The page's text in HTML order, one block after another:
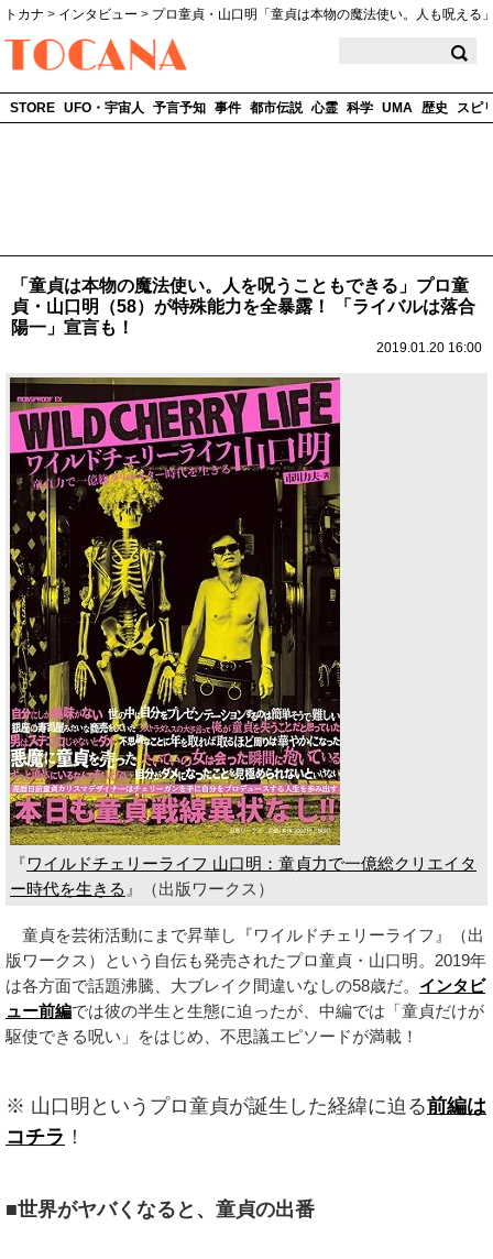
トカナ > インタビュー > プロ童貞・山口明「童貞は本物の魔法使い。人も呪える
STORE UFO・宇宙人 予言予知 事件 都市伝説 心霊 科学 UMA 歴史 スピ
「童貞は本物の魔法使い。人を呪うこともできる」プロ童
貞・山口明（58）が特殊能力を全暴露！ 「ライバルは落合
陽一」宣言も！
2019.01.20 16:00
『ワイルドチェリーライフ 山口明：童貞力で一億総クリエイタ
ー時代を生きる 』（出版ワークス）
童貞を芸術活動にまで昇華し『ワイルドチェリーライフ』（出
版ワークス）という自伝も発売されたプロ童貞・山口明。2019年
は各方面で話題沸騰、大ブレイク間違いなしの58歳だ。 インタビ
ュー前編では彼の半生と生態に迫ったが、中編では「童貞だけが
駆使できる呪い」をはじめ、不思議エピソードが満載！
※ 山口明というプロ童貞が誕生した経緯に迫る前編は
コチラ ！
■世界がヤバくなると、童貞の出番